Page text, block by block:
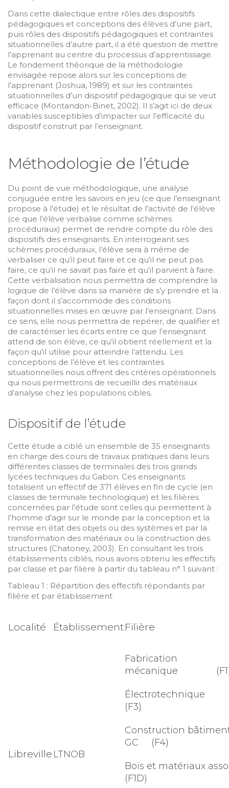
Dans cette dialectique entre rôles des dispositifs
pédagogiques et conceptions des élèves d’une part,
puis rôles des dispositifs pédagogiques et contraintes
situationnelles d’autre part, il a été question de mettre
l’apprenant au centre du processus d’apprentissage.
Le fondement théorique de la méthodologie
envisagée repose alors sur les conceptions de
l’apprenant (Joshua, 1989) et sur les contraintes
situationnelles d’un dispositif pédagogique qui se veut
efficace (Montandon-Binet, 2002). Il s’agit ici de deux
variables susceptibles d’impacter sur l’efficacité du
dispositif construit par l’enseignant.
Méthodologie de l’étude
Du point de vue méthodologique, une analyse
conjuguée entre les savoirs en jeu (ce que l’enseignant
propose à l’étude) et le résultat de l’activité de l’élève
(ce que l’élève verbalise comme schèmes
procéduraux) permet de rendre compte du rôle des
dispositifs des enseignants. En interrogeant ses
schèmes procéduraux, l’élève sera à même de
verbaliser ce qu’il peut faire et ce qu’il ne peut pas
faire, ce qu’il ne savait pas faire et qu’il parvient à faire.
Cette verbalisation nous permettra de comprendre la
logique de l’élève dans sa manière de s’y prendre et la
façon dont il s’accommode des conditions
situationnelles mises en œuvre par l’enseignant. Dans
ce sens, elle nous permettra de repérer, de qualifier et
de caractériser les écarts entre ce que l’enseignant
attend de son élève, ce qu’il obtient réellement et la
façon qu’il utilise pour atteindre l’attendu. Les
conceptions de l’élève et les contraintes
situationnelles nous offrent des critères opérationnels
qui nous permettrons de recueillir des matériaux
d’analyse chez les populations cibles.
Dispositif de l’étude
Cette étude a ciblé un ensemble de 35 enseignants
en charge des cours de travaux pratiques dans leurs
différentes classes de terminales des trois grands
lycées techniques du Gabon. Ces enseignants
totalisent un effectif de 371 élèves en fin de cycle (en
classes de terminale technologique) et les filières
concernées par l’étude sont celles qui permettent à
l’homme d’agir sur le monde par la conception et la
remise en état des objets ou des systèmes et par la
transformation des matériaux ou la construction des
structures (Chatoney, 2003). En consultant les trois
établissements ciblés, nous avons obtenu les effectifs
par classe et par filière à partir du tableau n° 1 suivant :
Tableau 1 : Répartition des effectifs répondants par
filière et par établissement
Localité ÉtablissementFilière
Libreville LTNOB
Fabrication
mécanique
(F3)
Construction
GC (F4)
Bois et matériaux
(F1D)